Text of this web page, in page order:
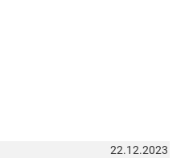
22.12.2023